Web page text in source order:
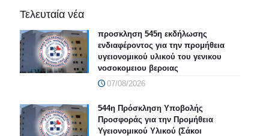
Τελευταία νέα
προσκληση 545η εκδήλωσης
ενδιαφέροντος για την προμήθεια
υγειονομικού υλικού του γενικου
νοσοκομειου βεροιας
07/08/2026
544η Πρόσκληση Υποβολής
Προσφοράς για την Προμήθεια
Υγειονομικού Υλικού (Σάκοι